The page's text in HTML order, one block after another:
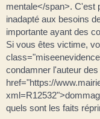
mentale</span>. C'est
inadapté aux besoins
importante ayant des
Si vous êtes victime,
condamner l'auteur
href="https://
quels sont les faits